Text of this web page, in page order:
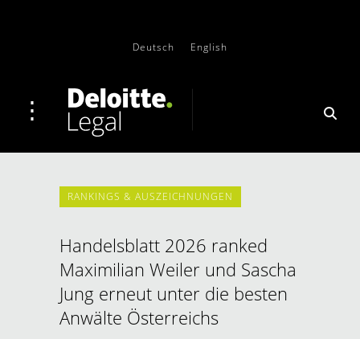
Deutsch English
RANKINGS & AUSZEICHNUNGEN
Handelsblatt 2026 ranked
Maximilian Weiler und Sascha
Jung erneut unter die besten
Anwälte Österreichs